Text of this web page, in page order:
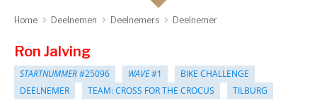
Home Deelnemen Deelnemers Deelnemer
Ron Jalving
STARTNUMMER#25096 WAVE#1
BIKE CHALLENGE
DEELNEMER
TEAM: CROSS FOR THE CROCUS TILBURG